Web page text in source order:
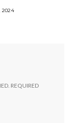
2024
REQUIRED